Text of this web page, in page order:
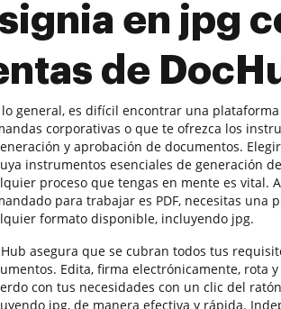
en jpg
de
lo general, es difícil encontrar una
corporativas o que te ofrezca los
y aprobación de documentos.
instrumentos esenciales de generación
proceso que tengas en mente es vital.
para trabajar es PDF, necesitas una
formato disponible, incluyendo jpg.
asegura que se cubran todos tus
Edita, firma electrónicamente, rota
con tus necesidades con un clic del
jpg, de manera efectiva y rápida.